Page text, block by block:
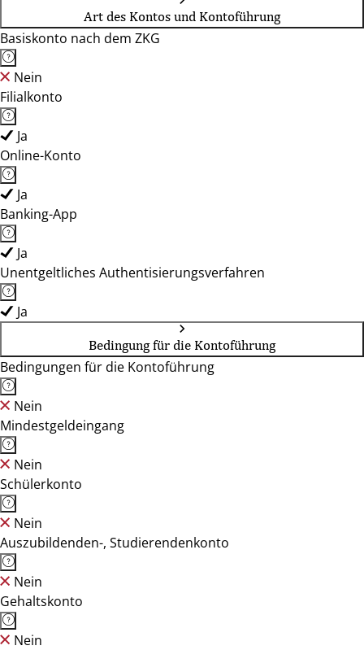
Art des Kontos und Kontoführung
Basiskonto nach dem ZKG
Nein
Filialkonto
Ja
Online-Konto
Ja
Banking-App
Ja
Unentgeltliches Authentisierungsverfahren
Ja
Bedingung für die Kontoführung
Bedingungen für die Kontoführung
Nein
Mindestgeldeingang
Nein
Schülerkonto
Nein
Auszubildenden-, Studierendenkonto
Nein
Gehaltskonto
Nein